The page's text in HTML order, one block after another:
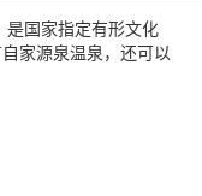
是国家指定有形文化
家源泉温泉，还可以